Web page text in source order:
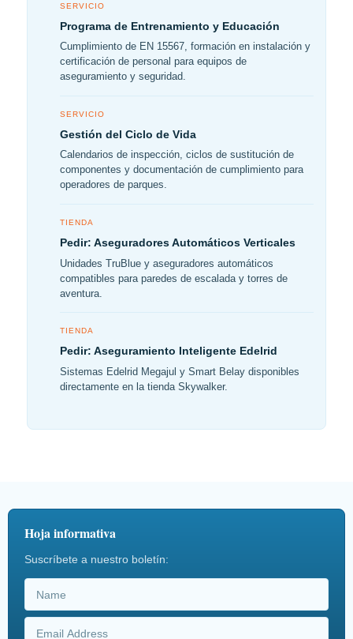
SERVICIO
Programa de Entrenamiento y Educación
Cumplimiento de EN 15567, formación en instalación y
certificación de personal para equipos de
aseguramiento y seguridad.
SERVICIO
Gestión del Ciclo de Vida
Calendarios de inspección, ciclos de sustitución de
componentes y documentación de cumplimiento para
operadores de parques.
TIENDA
Pedir: Aseguradores Automáticos Verticales
Unidades TruBlue y aseguradores automáticos
compatibles para paredes de escalada y torres de
aventura.
TIENDA
Pedir: Aseguramiento Inteligente Edelrid
Sistemas Edelrid Megajul y Smart Belay disponibles
directamente en la tienda Skywalker.
Hoja informativa
Suscríbete a nuestro boletín: